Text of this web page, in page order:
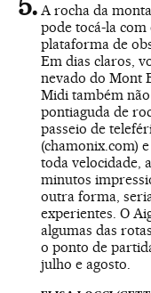
A rocha da
pode tocá-la com
plataforma de
Em dias claros,
nevado do Mont
Midi também
pontiaguda de
passeio de
(chamonix.com)
toda velocidade,
minutos
outra forma,
experientes. O
algumas das
o ponto de
julho e agosto.